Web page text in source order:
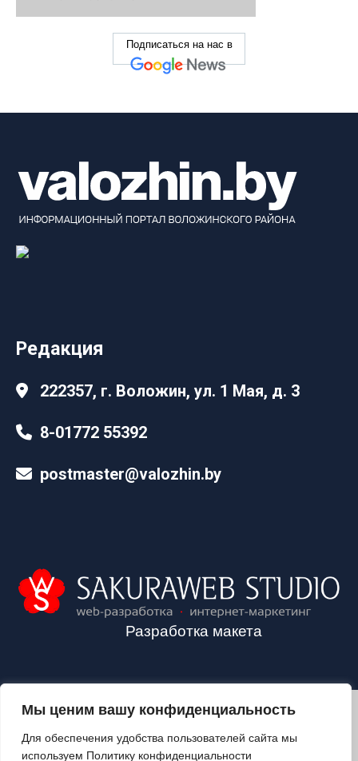
Мы ценим вашу конфиденциальность
Для обеспечения удобства пользователей сайта мы
используем Политику конфиденциальности
Подписаться на нас в
Редакция
222357, г. Воложин, ул. 1 Мая, д. 3
8-01772 55392
postmaster@valozhin.by
Разработка макета
2024©VALOZHIN.BY - НОВОСТИ ВОЛОЖИНСКОГО РАЙОНА